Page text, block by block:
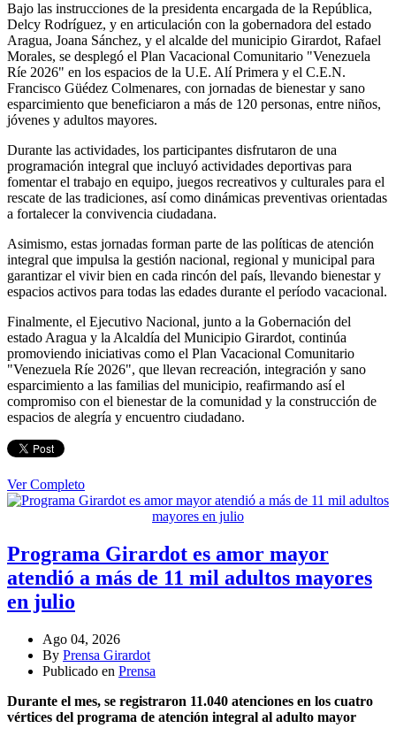
Bajo las instrucciones de la presidenta encargada de la República,
Delcy Rodríguez, y en articulación con la gobernadora del estado
Aragua, Joana Sánchez, y el alcalde del municipio Girardot, Rafael
Morales, se desplegó el Plan Vacacional Comunitario "Venezuela
Ríe 2026" en los espacios de la U.E. Alí Primera y el C.E.N.
Francisco Güédez Colmenares, con jornadas de bienestar y sano
esparcimiento que beneficiaron a más de 120 personas, entre niños,
jóvenes y adultos mayores.
Durante las actividades, los participantes disfrutaron de una
programación integral que incluyó actividades deportivas para
fomentar el trabajo en equipo, juegos recreativos y culturales para el
rescate de las tradiciones, así como dinámicas preventivas orientadas
a fortalecer la convivencia ciudadana.
Asimismo, estas jornadas forman parte de las políticas de atención
integral que impulsa la gestión nacional, regional y municipal para
garantizar el vivir bien en cada rincón del país, llevando bienestar y
espacios activos para todas las edades durante el período vacacional.
Finalmente, el Ejecutivo Nacional, junto a la Gobernación del
estado Aragua y la Alcaldía del Municipio Girardot, continúa
promoviendo iniciativas como el Plan Vacacional Comunitario
"Venezuela Ríe 2026", que llevan recreación, integración y sano
esparcimiento a las familias del municipio, reafirmando así el
compromiso con el bienestar de la comunidad y la construcción de
espacios de alegría y encuentro ciudadano.
Ver Completo
Programa Girardot es amor mayor
atendió a más de 11 mil adultos mayores
en julio
Ago 04, 2026
By Prensa Girardot
Publicado en Prensa
Durante el mes, se registraron 11.040 atenciones en los cuatro
vértices del programa de atención integral al adulto mayor